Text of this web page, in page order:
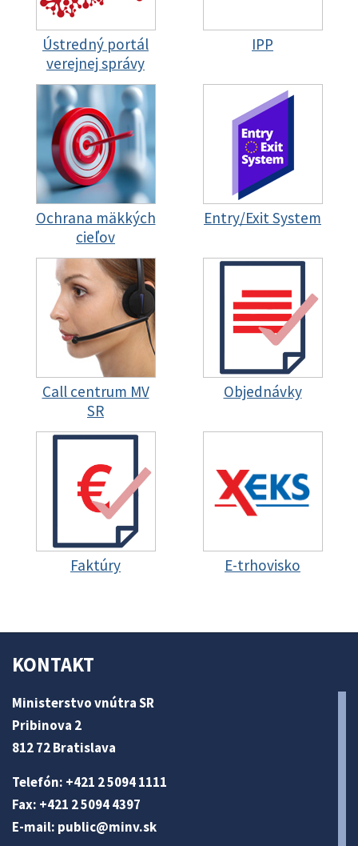
Ústredný portál
verejnej správy
IPP
Ochrana mäkkých
cieľov
Entry/Exit System
Call centrum MV
SR
Objednávky
Faktúry E-trhovisko
KONTAKT
Ministerstvo vnútra SR
Pribinova 2
812 72 Bratislava
Telefón: +421 2 5094 1111
Fax: +421 2 5094 4397
E-mail: public@minv.sk